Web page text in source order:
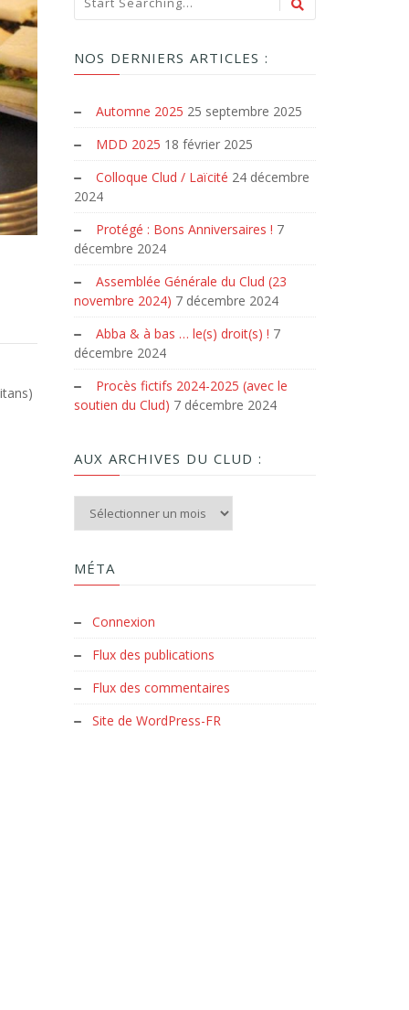
NOS DERNIERS ARTICLES :
Automne 2025 25 septembre 2025
MDD 2025 18 février 2025
Colloque Clud / Laïcité 24 décembre
2024
Protégé : Bons Anniversaires ! 7
décembre 2024
Assemblée Générale du Clud (23
novembre 2024) 7 décembre 2024
Abba & à bas … le(s) droit(s) ! 7
décembre 2024
Procès fictifs 2024-2025 (avec le
soutien du Clud) 7 décembre 2024
AUX ARCHIVES DU CLUD :
Aux archives du Clud :
MÉTA
Connexion
Flux des publications
Flux des commentaires
Site de WordPress-FR